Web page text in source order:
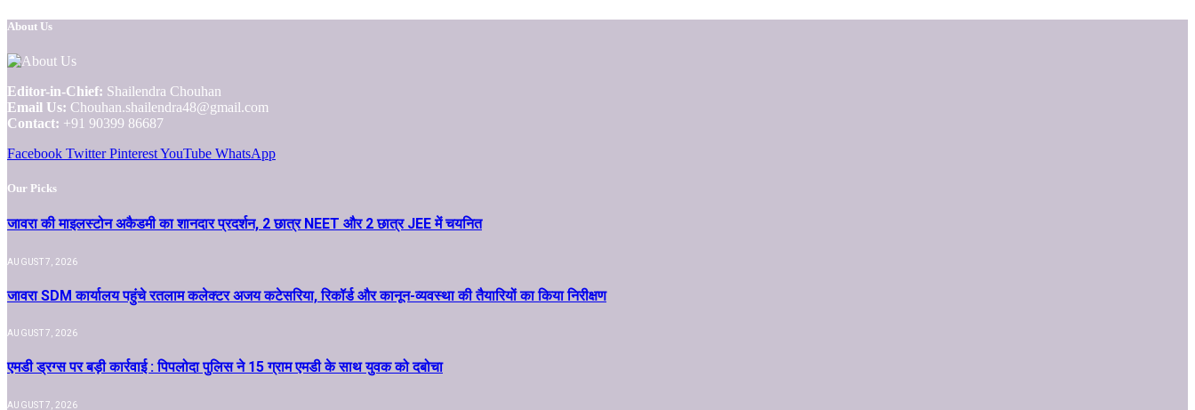
About Us
Editor-in-Chief: Shailendra Chouhan
Email Us: Chouhan.shailendra48@gmail.com
Contact: +91 90399 86687
Facebook Twitter PinterestYouTube WhatsApp
Our Picks
जावरा की माइलस्टोन अकैडमी का शानदार प्रदर्शन, 2 छात्र NEET और 2 छात्र JEE में चयनित
AUGUST 7, 2026
जावरा SDM कार्यालय पहुंचे रतलाम कलेक्टर अजय कटेसरिया, रिकॉर्ड और कानून-व्यवस्था की तैयारियों का किया निरीक्षण
AUGUST 7, 2026
एमडी ड्रग्स पर बड़ी कार्रवाई : पिपलोदा पुलिस ने 15 ग्राम एमडी के साथ युवक को दबोचा
AUGUST 7, 2026